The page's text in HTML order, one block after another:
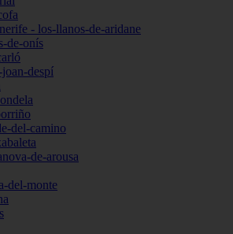
- los-llanos-de-aridane
de-onís
despí
del-camino
de-arousa
del-monte